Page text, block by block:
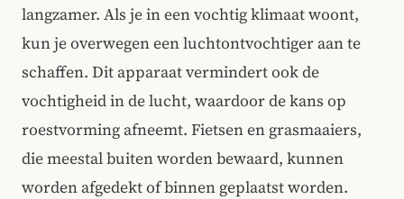
langzamer. Als je in een vochtig klimaat woont,
kun je overwegen een luchtontvochtiger aan te
schaffen. Dit apparaat vermindert ook de
vochtigheid in de lucht, waardoor de kans op
roestvorming afneemt. Fietsen en grasmaaiers,
die meestal buiten worden bewaard, kunnen
worden afgedekt of binnen geplaatst worden.